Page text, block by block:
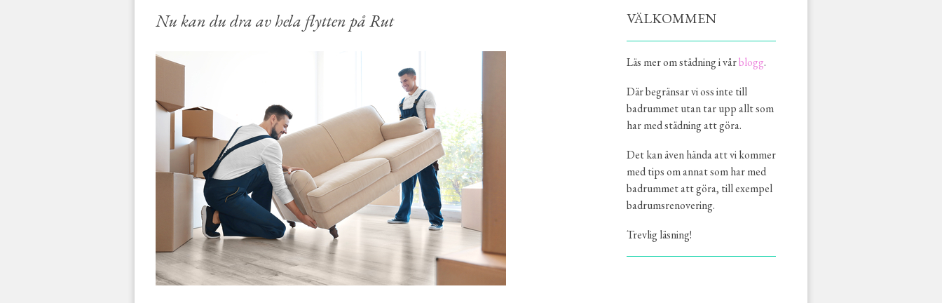
Nu kan du dra av hela flytten på Rut VÄLKOMMEN
Läs mer om städning i vårblogg.
Där begränsar vi oss inte till
badrummet utan tar upp allt som
har med städning att göra.
Det kan även hända att vi kommer
med tips om annat som har med
badrummet att göra, till exempel
badrumsrenovering.
Trevlig läsning!